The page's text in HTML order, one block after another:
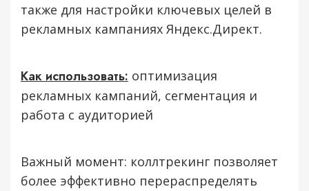
также для настройки ключевых целей в
рекламных кампаниях Яндекс.Директ.
Как использовать: оптимизация
рекламных кампаний, сегментация и
работа с аудиторией
Важный момент: коллтрекинг позволяет
более эффективно перераспределять